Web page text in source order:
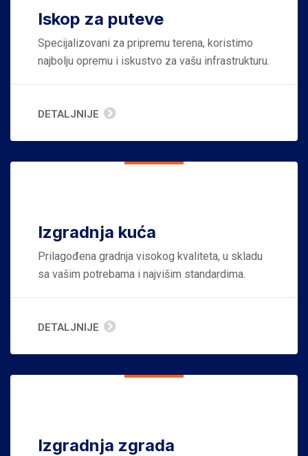
Iskop za puteve
Specijalizovani za pripremu terena, koristimo
najbolju opremu i iskustvo za vašu infrastrukturu.
DETALJNIJE
Izgradnja kuća
Prilagođena gradnja visokog kvaliteta, u skladu
sa vašim potrebama i najvišim standardima.
DETALJNIJE
Izgradnja zgrada